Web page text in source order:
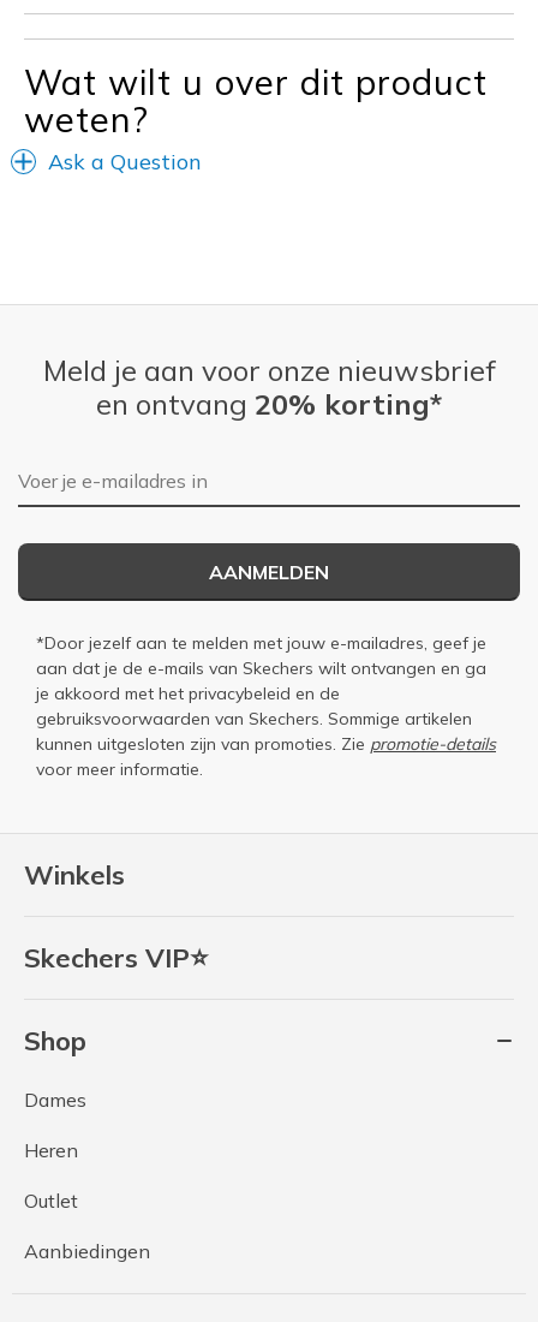
Casual Wear
Going Out
Travel
Wat wilt u over dit product
weten?
Ask a Question
Winkels
Skechers VIP⭐
Shop
Dames
Heren
Outlet
Aanbiedingen
Meld je aan voor onze nieuwsbrief
en ontvang 20% korting*
E-mailadres
AANMELDEN
*Door jezelf aan te melden met jouw e-mailadres, geef je
aan dat je de e-mails van Skechers wilt ontvangen en ga
je akkoord met het privacybeleid en de
gebruiksvoorwaarden van Skechers. Sommige artikelen
kunnen uitgesloten zijn van promoties. Zie promotie-details
voor meer informatie.